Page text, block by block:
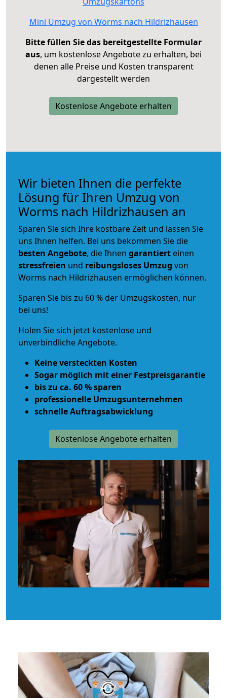
Mini Umzug von Worms nach Hildrizhausen
Bitte füllen Sie das bereitgestellte Formular
aus, um kostenlose Angebote zu erhalten, bei
denen alle Preise und Kosten transparent
dargestellt werden
Kostenlose Angebote erhalten
Wir bieten Ihnen die perfekte
Lösung für Ihren Umzug von
Worms nach Hildrizhausen an
Sparen Sie sich Ihre kostbare Zeit und lassen Sie
uns Ihnen helfen. Bei uns bekommen Sie die
besten Angebote, die Ihnen garantiert einen
stressfreien und reibungsloses Umzug von
Worms nach Hildrizhausen ermöglichen können.
Sparen Sie bis zu 60 % der Umzugskosten, nur
bei uns!
Holen Sie sich jetzt kostenlose und
unverbindliche Angebote.
Keine versteckten Kosten
Sogar möglich mit einer Festpreisgarantie
bis zu ca. 60 % sparen
professionelle Umzugsunternehmen
schnelle Auftragsabwicklung
Kostenlose Angebote erhalten